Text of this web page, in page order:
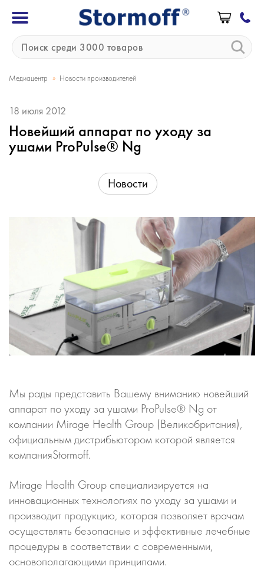
Медиацентр » Новости производителей
18 июля 2012
Новейший аппарат по уходу за
ушами ProPulse® Ng
Новости
Мы рады представить Вашему вниманию новейший
аппарат по уходу за ушами ProPulse® Ng от
компании Mirage Health Group (Великобритания),
официальным дистрибьютором которой является
компанияStormoff.
Mirage Health Group специализируется на
инновационных технологиях по уходу за ушами и
производит продукцию, которая позволяет врачам
осуществлять безопасные и эффективные лечебные
процедуры в соответствии с современными,
основополагающими принципами.